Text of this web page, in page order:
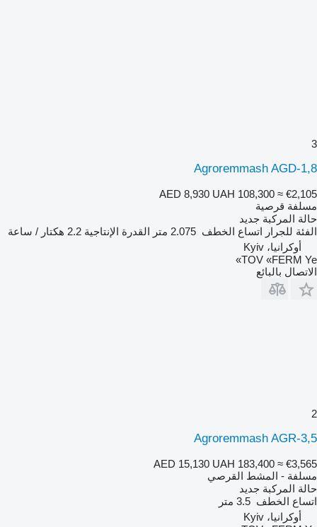
3
Agroremmash AGD-1,8
AED 8,930 UAH 108,300 ≈ €2,105
مسلفة قرصية
حالة المركبة جديد
الفئة للجرار اتساع الخطف 2.075 متر القدرة الإنتاجية 2.2 هكتار / ساعة
أوكرانيا، Kyiv
TOV «FERM Ye»
الاتصال بالبائع
2
Agroremmash AGR-3,5
AED 15,130 UAH 183,400 ≈ €3,565
مسلفة - المشط القرصي
حالة المركبة جديد
اتساع الخطف 3.5 متر
أوكرانيا، Kyiv